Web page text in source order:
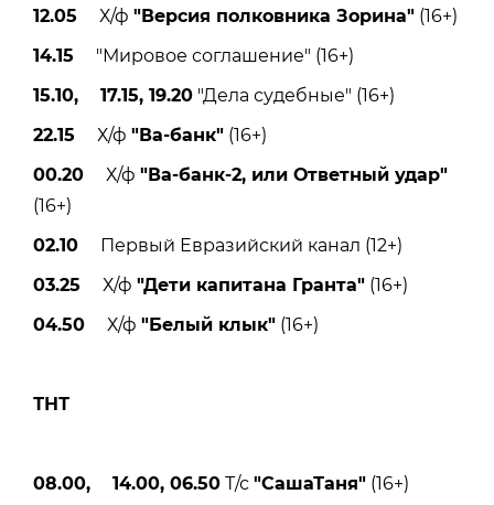
12.05 Х/ф "Версия полковника Зорина" (16+)
14.15 "Мировое соглашение" (16+)
15.10, 17.15, 19.20 "Дела судебные" (16+)
22.15 Х/ф "Ва-банк" (16+)
00.20 Х/ф "Ва-банк-2, или Ответный удар"
(16+)
02.10 Первый Евразийский канал (12+)
03.25 Х/ф "Дети капитана Гранта" (16+)
04.50 Х/ф "Белый клык" (16+)
ТНТ
08.00, 14.00, 06.50 Т/с "СашаТаня" (16+)